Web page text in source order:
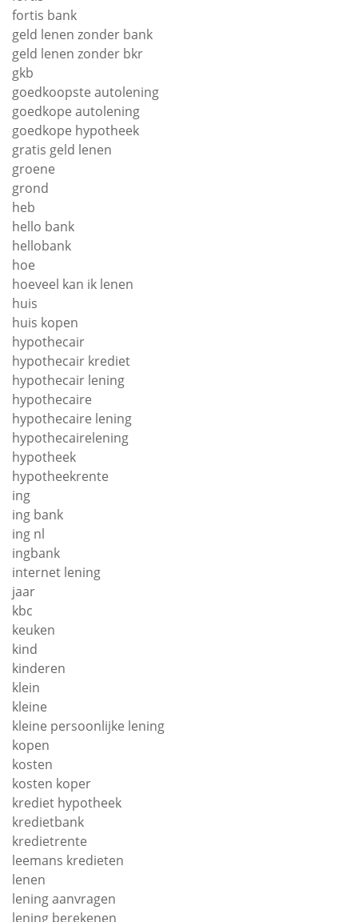
fortis bank
geld lenen zonder bank
geld lenen zonder bkr
gkb
goedkoopste autolening
goedkope autolening
goedkope hypotheek
gratis geld lenen
groene
grond
heb
hello bank
hellobank
hoe
hoeveel kan ik lenen
huis
huis kopen
hypothecair
hypothecair krediet
hypothecair lening
hypothecaire
hypothecaire lening
hypothecairelening
hypotheek
hypotheekrente
ing
ing bank
ing nl
ingbank
internet lening
jaar
kbc
keuken
kind
kinderen
klein
kleine
kleine persoonlijke lening
kopen
kosten
kosten koper
krediet hypotheek
kredietbank
kredietrente
leemans kredieten
lenen
lening aanvragen
lening berekenen